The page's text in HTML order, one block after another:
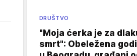
DRUŠTVO
"Moja ćerka je za
smrt": Obeležena